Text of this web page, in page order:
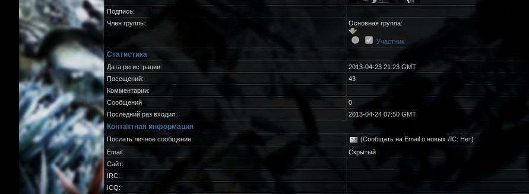
Подпись:
Член группы:
Основная группа:
Участник
Статистика
Дата регистрации:
2013-04-23 21:23 GMT
Посещений:
43
Комментарии:
Сообщений
0
Последний раз входил:
2013-04-24 07:50 GMT
Контактная информация
Послать личное сообщение:
(Сообщать на Email о новых ЛС: Нет)
Email:
Скрытый
Сайт:
IRC:
ICQ: